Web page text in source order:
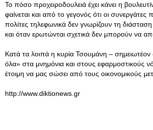
Το πόσο προχειροδουλειά έχει κάνει η
φαίνεται και από το γεγονός ότι οι συνεργάτες
πολίτες τηλεφωνικά δεν γνωρίζουν τη
και όταν ερωτώνται σχετικά δεν μπορούν να
Κατά τα λοιπά η κυρία Τσουμάνη – σημειωτέον
όλα» στα μνημόνια και στους εφαρμοστικούς
έτοιμη να μας σώσει από τους οικονομικούς
http://www.diktionews.gr